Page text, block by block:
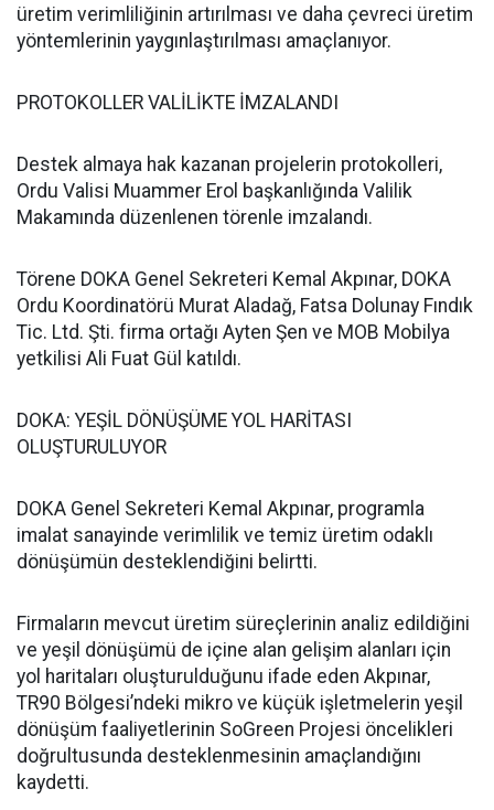
üretim verimliliğinin artırılması ve daha çevreci üretim
yöntemlerinin yaygınlaştırılması amaçlanıyor.
PROTOKOLLER VALİLİKTE İMZALANDI
Destek almaya hak kazanan projelerin protokolleri,
Ordu Valisi Muammer Erol başkanlığında Valilik
Makamında düzenlenen törenle imzalandı.
Törene DOKA Genel Sekreteri Kemal Akpınar, DOKA
Ordu Koordinatörü Murat Aladağ, Fatsa Dolunay Fındık
Tic. Ltd. Şti. firma ortağı Ayten Şen ve MOB Mobilya
yetkilisi Ali Fuat Gül katıldı.
DOKA: YEŞİL DÖNÜŞÜME YOL HARİTASI
OLUŞTURULUYOR
DOKA Genel Sekreteri Kemal Akpınar, programla
imalat sanayinde verimlilik ve temiz üretim odaklı
dönüşümün desteklendiğini belirtti.
Firmaların mevcut üretim süreçlerinin analiz edildiğini
ve yeşil dönüşümü de içine alan gelişim alanları için
yol haritaları oluşturulduğunu ifade eden Akpınar,
TR90 Bölgesi’ndeki mikro ve küçük işletmelerin yeşil
dönüşüm faaliyetlerinin SoGreen Projesi öncelikleri
doğrultusunda desteklenmesinin amaçlandığını
kaydetti.